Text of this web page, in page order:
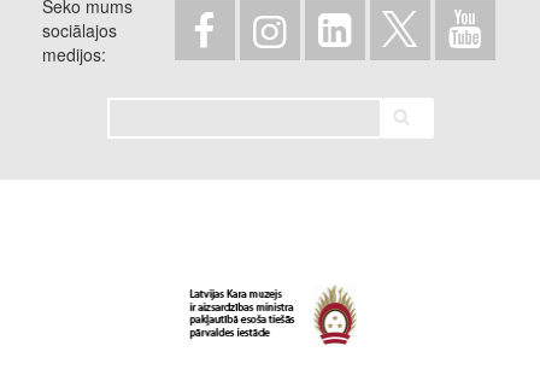
Seko mums
sociālajos
medijos